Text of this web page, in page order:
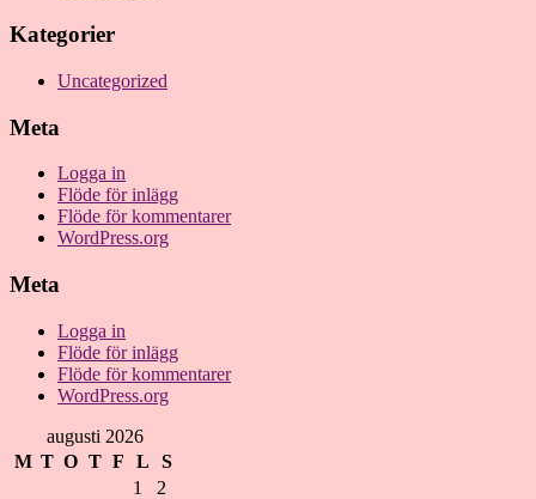
Kategorier
Uncategorized
Meta
Logga in
Flöde för inlägg
Flöde för kommentarer
WordPress.org
Meta
Logga in
Flöde för inlägg
Flöde för kommentarer
WordPress.org
augusti 2026
M T O T F L
S
1
2